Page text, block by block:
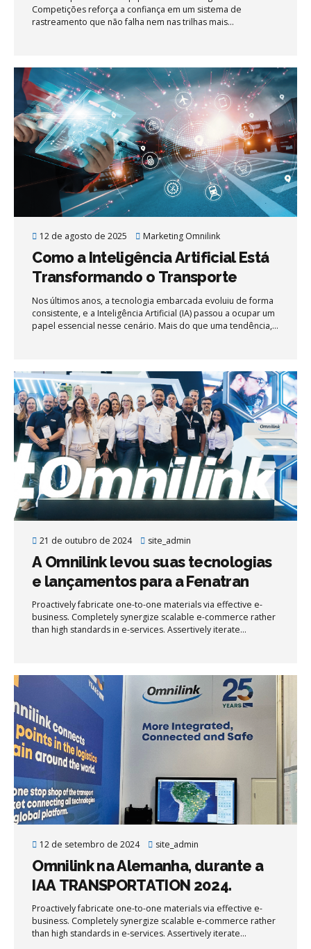
Competições reforça a confiança em um sistema de
rastreamento que não falha nem nas trilhas mais
conquistar o tetracampeonato na categoria Ultimate PRO,
com a dupla Cristiano Rocha e Anderson Geraldi. Mais do
que um feito esportivo, a conquista é também um atestado
de confiabilidade tecnológica: a frota da equipe conta com
tecnologia de rastreamento Omnilink embarcada em todos
os veículos.
12 de agosto de 2025 Marketing Omnilink
Como a Inteligência Artificial Está
Transformando o Transporte
Rodoviário de Cargas
Nos últimos anos, a tecnologia embarcada evoluiu de forma
consistente, e a Inteligência Artificial (IA) passou a ocupar um
papel essencial nesse cenário. Mais do que uma tendência,
21 de outubro de 2024 site_admin
A Omnilink levou suas tecnologias
e lançamentos para a Fenatran
2024
Proactively fabricate one-to-one materials via effective e-
business. Completely synergize scalable e-commerce rather
than high standards in e-services. Assertively iterate
12 de setembro de 2024 site_admin
Omnilink na Alemanha, durante a
IAA TRANSPORTATION 2024.
Proactively fabricate one-to-one materials via effective e-
business. Completely synergize scalable e-commerce rather
than high standards in e-services. Assertively iterate